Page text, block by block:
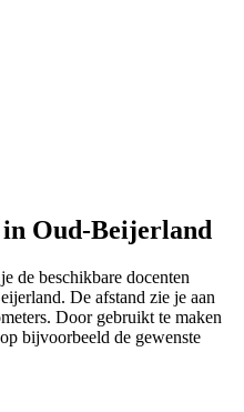
Oud-Beijerland
de beschikbare docenten
De afstand zie je aan
Door gebruikt te maken
bijvoorbeeld de gewenste